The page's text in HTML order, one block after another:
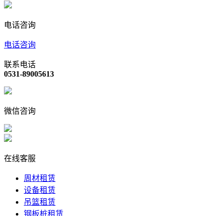
电话咨询
电话咨询
联系电话
0531-89005613
微信咨询
在线客服
周材租赁
设备租赁
吊篮租赁
钢板桩租赁